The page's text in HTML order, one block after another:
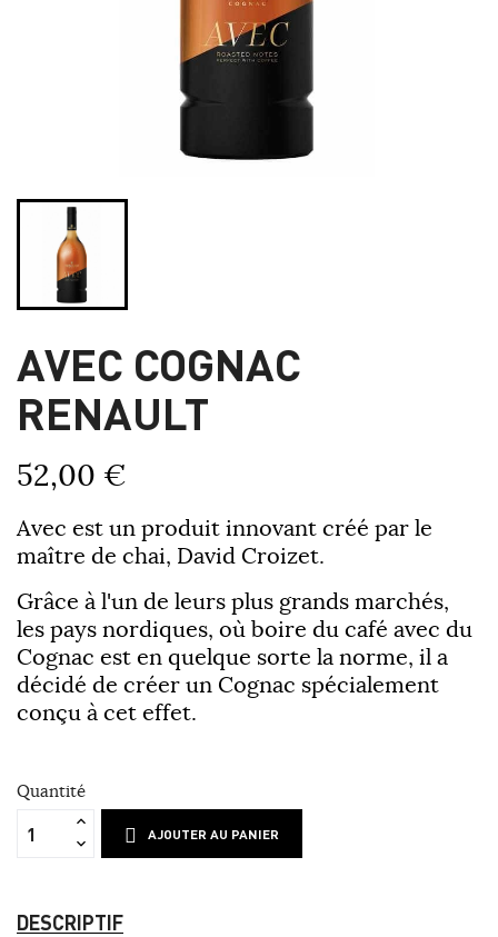
AVEC COGNAC
RENAULT
52,00 €
Avec est un produit innovant créé par le
maître de chai, David Croizet.
Grâce à l'un de leurs plus grands marchés,
les pays nordiques, où boire du café avec du
Cognac est en quelque sorte la norme, il a
décidé de créer un Cognac spécialement
conçu à cet effet.
Quantité
AJOUTER AU PANIER
DESCRIPTIF